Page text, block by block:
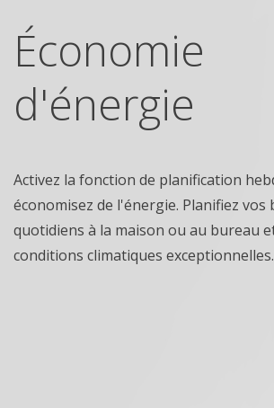
Économie
d'énergie
Activez la fonction de planification
économisez de l'énergie. Planifiez vos
quotidiens à la maison ou au bureau
conditions climatiques exceptionnelles.